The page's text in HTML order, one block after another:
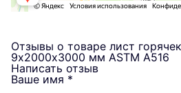
Отзывы о товаре лист
9х2000х3000 мм ASTM A516
Написать отзыв
Ваше имя *